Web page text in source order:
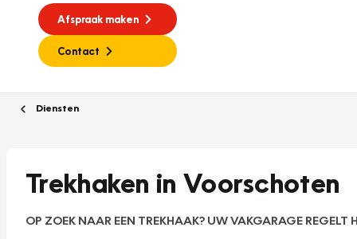
Afspraak maken
Contact
Diensten
Trekhaken in Voorschoten
OP ZOEK NAAR EEN TREKHAAK? UW VAKGARAGE REGELT